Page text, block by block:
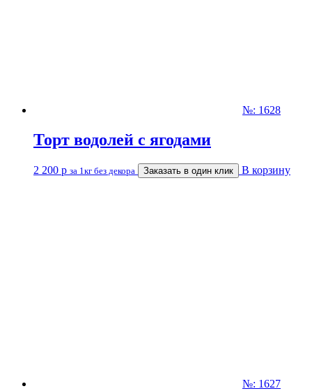
№: 1628
Торт водолей с ягодами
2 200 р за 1кг без декора Заказать в один клик В корзину
№: 1627